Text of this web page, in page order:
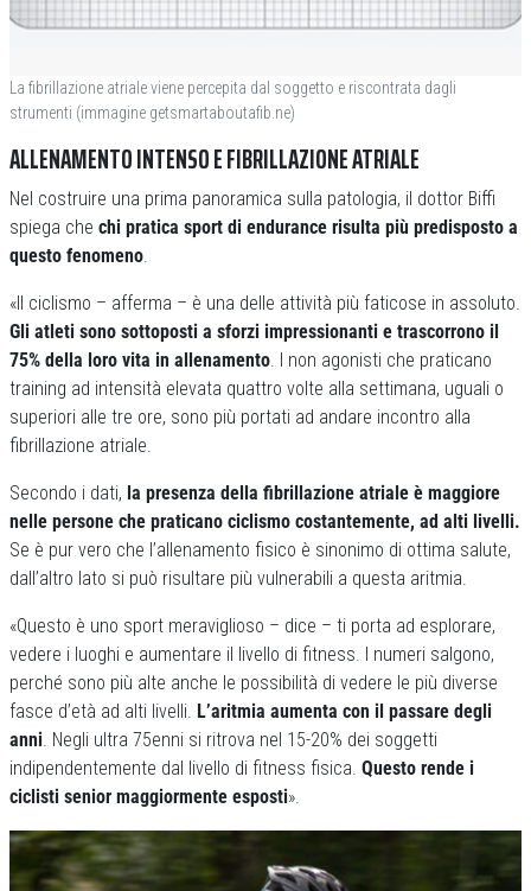
La fibrillazione atriale viene percepita dal soggetto e riscontrata dagli
strumenti (immagine getsmartaboutafib.ne)
ALLENAMENTO INTENSO E FIBRILLAZIONE ATRIALE
Nel costruire una prima panoramica sulla patologia, il dottor Biffi
spiega che chi pratica sport di endurance risulta più predisposto a
questo fenomeno.
«Il ciclismo – afferma – è una delle attività più faticose in assoluto.
Gli atleti sono sottoposti a sforzi impressionanti e trascorrono il
75% della loro vita in allenamento. I non agonisti che praticano
training ad intensità elevata quattro volte alla settimana, uguali o
superiori alle tre ore, sono più portati ad andare incontro alla
fibrillazione atriale.
Secondo i dati, la presenza della fibrillazione atriale è maggiore
nelle persone che praticano ciclismo costantemente, ad alti livelli.
Se è pur vero che l’allenamento fisico è sinonimo di ottima salute,
dall’altro lato si può risultare più vulnerabili a questa aritmia.
«Questo è uno sport meraviglioso – dice – ti porta ad esplorare,
vedere i luoghi e aumentare il livello di fitness. I numeri salgono,
perché sono più alte anche le possibilità di vedere le più diverse
fasce d’età ad alti livelli. L’aritmia aumenta con il passare degli
anni. Negli ultra 75enni si ritrova nel 15-20% dei soggetti
indipendentemente dal livello di fitness fisica. Questo rende i
ciclisti senior maggiormente esposti».